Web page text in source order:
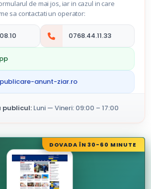
de mai jos, iar in cazul in care
sa contactati un operator:
0768.44.11.33
anunt-ziar.ro
publicul: Luni — Vineri: 09:00 – 17:00
DOVADA ÎN 30-60 MINUTE